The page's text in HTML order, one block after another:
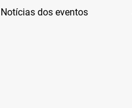
Notícias dos eventos